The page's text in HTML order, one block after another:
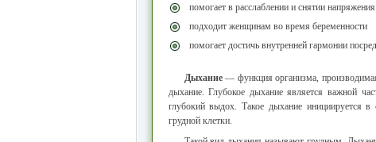
помогает в расслаблении и снятии напряжения
подходит женщинам во время беременности
помогает достичь внутренней гармонии
Дыхание— функция организма, производимая
дыхание. Глубокое дыхание является важной
глубокий выдох. Такое дыхание инициируется
грудной клетки.